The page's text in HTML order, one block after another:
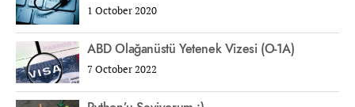
1 October 2020
ABD Olağanüstü Yetenek Vizesi (O-1A)
7 October 2022